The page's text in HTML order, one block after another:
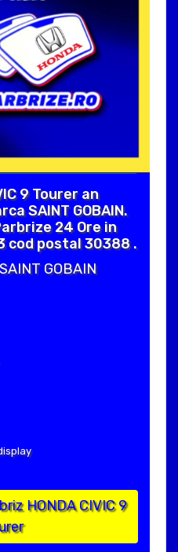
9 Tourer an
SAINT GOBAIN.
24 Ore in
cod postal 30388 .
GOBAIN
HONDA CIVIC 9